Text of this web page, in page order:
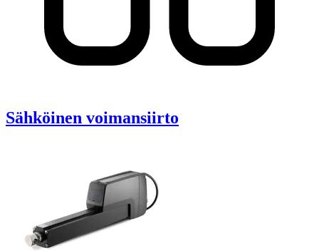
Sähköinen voimansiirto